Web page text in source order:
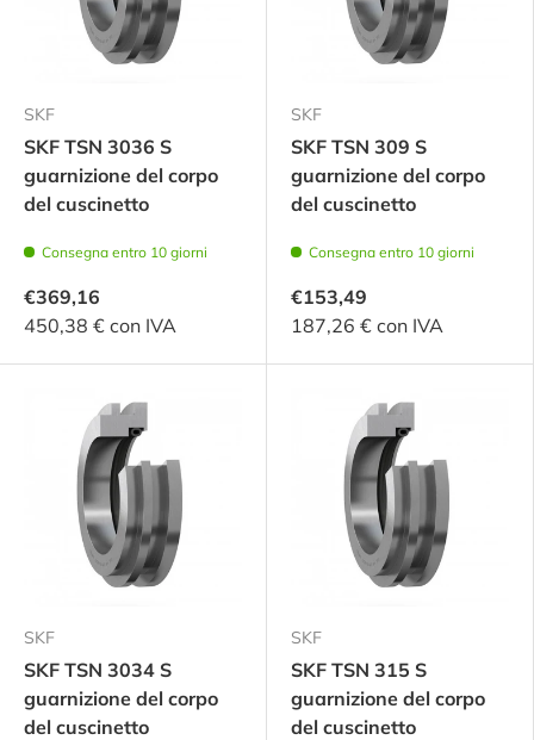
SKF
SKF TSN 3036 S
guarnizione del corpo
del cuscinetto
Consegna entro 10 giorni
€369,16
450,38 € con IVA
SKF
SKF TSN 309 S
guarnizione del corpo
del cuscinetto
Consegna entro 10 giorni
€153,49
187,26 € con IVA
SKF
SKF TSN 3034 S
guarnizione del corpo
del cuscinetto
SKF
SKF TSN 315 S
guarnizione del corpo
del cuscinetto